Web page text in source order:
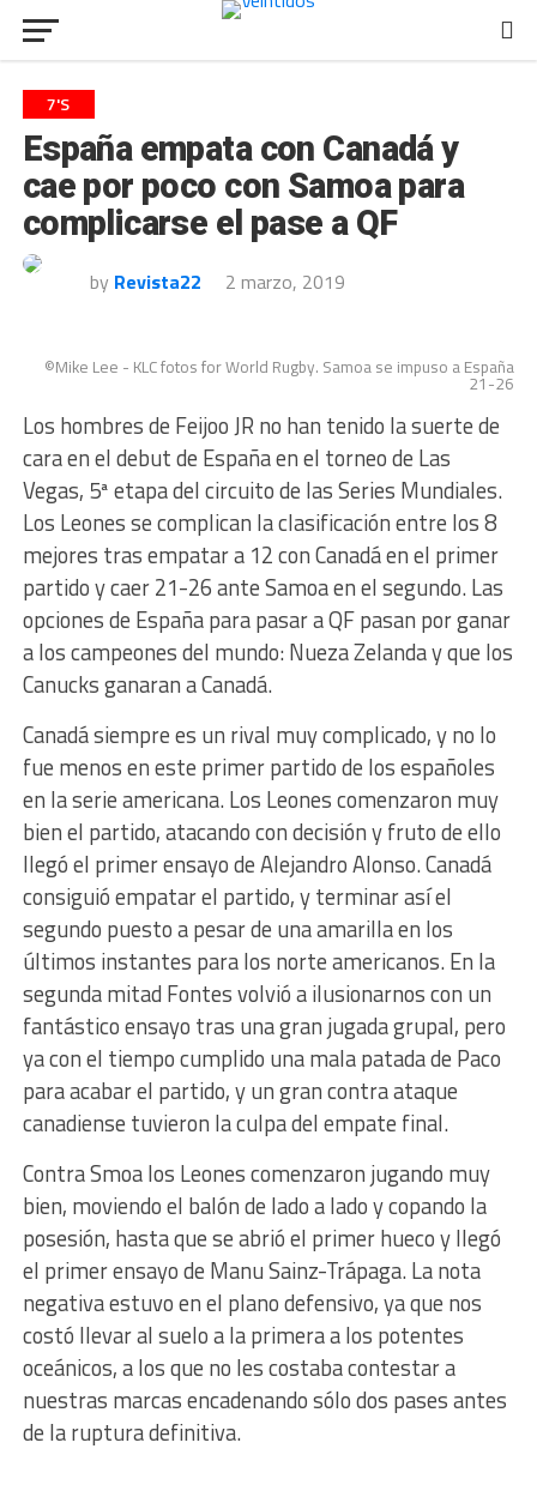
7'S
España empata con Canadá y
cae por poco con Samoa para
complicarse el pase a QF
by Revista22 2 marzo, 2019
©Mike Lee - KLC fotos for World Rugby. Samoa se impuso a España
21-26
Los hombres de Feijoo JR no han tenido la suerte de
cara en el debut de España en el torneo de Las
Vegas, 5ª etapa del circuito de las Series Mundiales.
Los Leones se complican la clasificación entre los 8
mejores tras empatar a 12 con Canadá en el primer
partido y caer 21-26 ante Samoa en el segundo. Las
opciones de España para pasar a QF pasan por ganar
a los campeones del mundo: Nueza Zelanda y que los
Canucks ganaran a Canadá.
Canadá siempre es un rival muy complicado, y no lo
fue menos en este primer partido de los españoles
en la serie americana. Los Leones comenzaron muy
bien el partido, atacando con decisión y fruto de ello
llegó el primer ensayo de Alejandro Alonso. Canadá
consiguió empatar el partido, y terminar así el
segundo puesto a pesar de una amarilla en los
últimos instantes para los norte americanos. En la
segunda mitad Fontes volvió a ilusionarnos con un
fantástico ensayo tras una gran jugada grupal, pero
ya con el tiempo cumplido una mala patada de Paco
para acabar el partido, y un gran contra ataque
canadiense tuvieron la culpa del empate final.
Contra Smoa los Leones comenzaron jugando muy
bien, moviendo el balón de lado a lado y copando la
posesión, hasta que se abrió el primer hueco y llegó
el primer ensayo de Manu Sainz-Trápaga. La nota
negativa estuvo en el plano defensivo, ya que nos
costó llevar al suelo a la primera a los potentes
oceánicos, a los que no les costaba contestar a
nuestras marcas encadenando sólo dos pases antes
de la ruptura definitiva.